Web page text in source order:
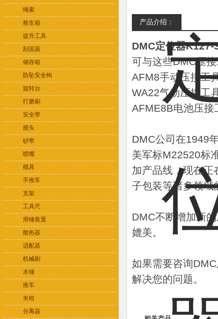
绳索
救生箱
提升工具
刮泥器
储存箱
防坠安全钩
旋转台
打磨刷
安全带
接头
砂带
喷嘴
模具
手推车
支架
工具尺
滑锤装置
散热器
适配器
机械刷
木锤
推车
夹钳
分离器
产品介绍：
DMC定位器K127-
可与这些DMC压
AFM8手动压接工
WA22气动压接工
AFME8B电池压接
DMC公司在1949
美军标M22520标
加产品线，现在正
子包装等诸多领域
DMC不断增加新
媲美。
如果需要咨询
解决您的问题。